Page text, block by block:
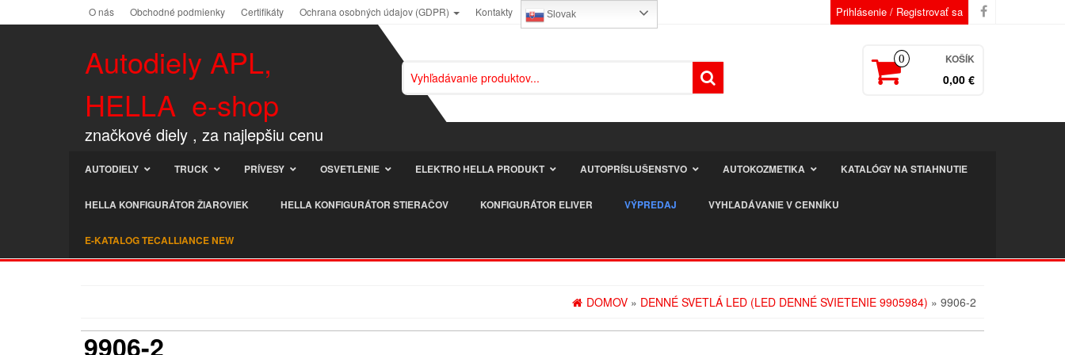
O nás Obchodné podmienky Certifikáty Ochrana osobných údajov (GDPR) Kontakty Slovak Prihlásenie / Registrovať sa
Autodiely APL,
HELLA e-shop
značkové diely , za najlepšiu cenu
0 KOŠÍK
0,00 €
AUTODIELY TRUCK PRÍVESY OSVETLENIE ELEKTRO HELLA PRODUKT AUTOPRÍSLUŠENSTVO AUTOKOZMETIKA KATALÓGY NA STIAHNUTIE
HELLA KONFIGURÁTOR ŽIAROVIEK HELLA KONFIGURÁTOR STIERAČOV KONFIGURÁTOR ELIVER VÝPREDAJ VYHĽADÁVANIE V CENNÍKU
E-KATALOG TECALLIANCE NEW
DOMOV » DENNÉ SVETLÁ LED (LED DENNÉ SVIETENIE 9905984) » 9906-2
9906-2